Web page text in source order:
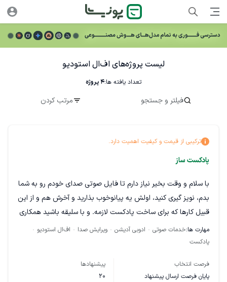
لیست پروژه‌های اف‌ال استودیو
تعداد یافته ها:4پروژه
فیلتر و جستجو مرتب کردن
ترکیبی از قیمت و کیفیت اهمیت دارد.
پادکست ساز
با سلام و وقت بخیر نیاز دارم تا فایل صوتی صدای خودم رو به شما
بدم، نویز گیری کنید، اولش یه پیانوخوب بذارید و آخرش هم و از این
قبیل کارها که برای ساخت پادکست لازمه. و با سلیقه باشید همکاری
بصورت فایل به فایل خواهد بود و ادامه دار پس ممنون میشم
قیمت عقلانی بفرمایید سپاس
قیمتی که ست کردم به ازای ادیت هر فایل صوتی هست، بسته به
کیفیت کارتون بین 100 تا 250 هزار تومان برای هر فایل. نمونه کار
مهارت ها:خدمات صوتی ادوبی آدیشن ویرایش صدا
اف‌ال استودیو
پادکست
فرصت انتخاب
پایان فرصت ارسال پیشنهاد
پیشنهادها
20